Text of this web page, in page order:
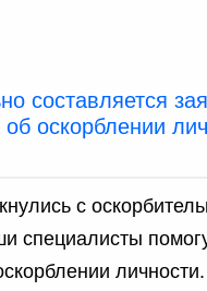
составляется
об оскорблении
с
специалисты
личности.